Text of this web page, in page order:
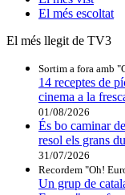
El més escoltat
El més llegit de TV3
Sortim a fora amb
14 receptes de
cinema a la
01/08/2026
És bo caminar
resol els grans
31/07/2026
Recordem "Oh!
Un grup de